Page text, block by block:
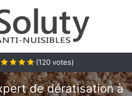
(120 votes)
de dératisation à